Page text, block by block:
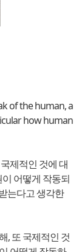
of the human, a
how human
제적인 것에 대
어떻게 작동되
는다고 생각한
, 또 국제적인 것